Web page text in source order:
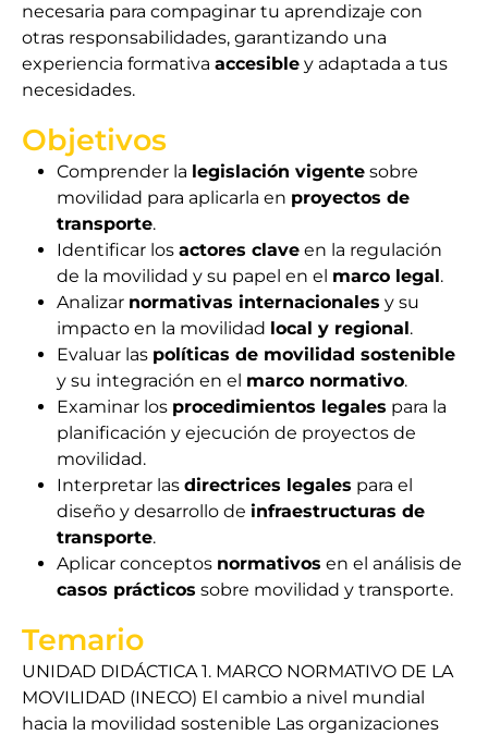
necesaria para compaginar tu aprendizaje con
otras responsabilidades, garantizando una
experiencia formativa accesible y adaptada a tus
necesidades.
Objetivos
Comprender la legislación vigente sobre
movilidad para aplicarla en proyectos de
transporte.
Identificar los actores clave en la regulación
de la movilidad y su papel en el marco legal.
Analizar normativas internacionales y su
impacto en la movilidad local y regional.
Evaluar las políticas de movilidad sostenible
y su integración en el marco normativo.
Examinar los procedimientos legales para la
planificación y ejecución de proyectos de
movilidad.
Interpretar las directrices legales para el
diseño y desarrollo de infraestructuras de
transporte.
Aplicar conceptos normativos en el análisis de
casos prácticos sobre movilidad y transporte.
Temario
UNIDAD DIDÁCTICA 1. MARCO NORMATIVO DE LA
MOVILIDAD (INECO) El cambio a nivel mundial
hacia la movilidad sostenible Las organizaciones